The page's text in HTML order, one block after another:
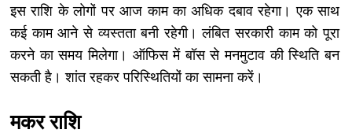
इस राशि के लोगों पर आज काम का अधिक दबाव रहेगा। एक साथ
कई काम आने से व्यस्तता बनी रहेगी। लंबित सरकारी काम को पूरा
करने का समय मिलेगा। ऑफिस में बॉस से मनमुटाव की स्थिति बन
सकती है। शांत रहकर परिस्थितियों का सामना करें।
मकर राशि